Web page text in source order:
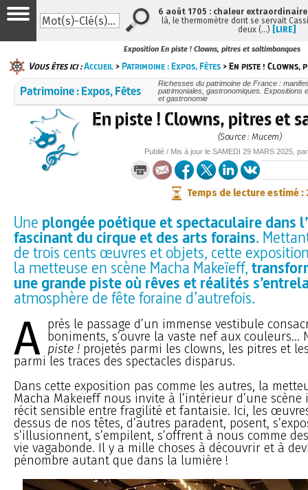
Exposition En piste ! Clowns, pitres et saltimbanques
Vous êtes ici :Accueil >Patrimoine : Expos, Fêtes > En piste ! Clowns,
Patrimoine : Expos, Fêtes
Richesses du patrimoine de France :
patrimoniales, gastronomiques. Expositions
et gastronomie
En piste ! Clowns, pitres et
(Source : Mucem)
Publié / Mis à jour le SAMEDI 29 MARS 2025 ,
Temps de lecture estimé :
Une plongée poétique et spectaculaire dans
fascinant du cirque et des arts forains.
de trois cents œuvres et objets, cette
la metteuse en scène Macha Makeïeff,
une grande piste où rêves et réalités
atmosphère de fête foraine d’autrefois.
A près le passage d’un immense vestibule
boniments, s’ouvre la vaste nef aux couleurs...
piste ! projetés parmi les clowns, les pitres et
parmi les traces des spectacles disparus.
Dans cette exposition pas comme les autres, la
Macha Makeïeff nous invite à l’intérieur d’une
récit sensible entre fragilité et fantaisie. Ici, les
dessus de nos têtes, d’autres paradent, posent,
s’illusionnent, s’empilent, s’offrent à nous comme
vie vagabonde. Il y a mille choses à découvrir et à
pénombre autant que dans la lumière !
6 août 1705 : chaleur
là, le thermomètre dont se servait
deux (…) [LIRE]